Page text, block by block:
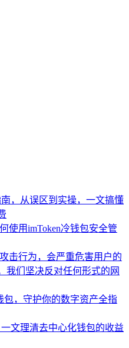
，从误区到实操，一文搞懂
使用imToken冷钱包安全管
击行为，会严重危害用户的
我们坚决反对任何形式的网
包，守护你的数字资产全指
文理清去中心化钱包的收益